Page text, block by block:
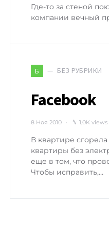
Где-то за стеной
компании вечный
Б БЕЗ РУБРИКИ
Facebook
8 Ноя 2010 1,0K views
В квартире
квартиры без
еще в том, что
Чтобы исправить,…